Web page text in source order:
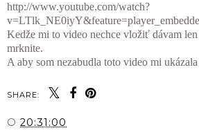
http://www.youtube.com/watch?
Kedže mi to video nechce vložiť dávam
mrknite.
A aby som nezabudla toto video mi
SHARE:
O 20:31:00